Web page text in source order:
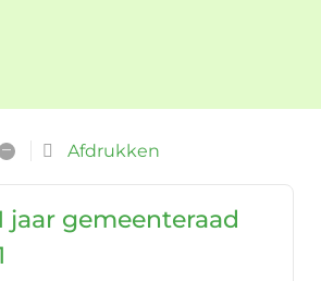
– Afdrukken
jaar gemeenteraad